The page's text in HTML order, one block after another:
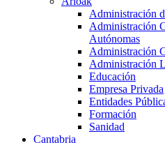
Administración
Administración
Autónomas
Administración
Administración
Educación
Empresa Privada
Entidades
Formación
Sanidad
Cantabria